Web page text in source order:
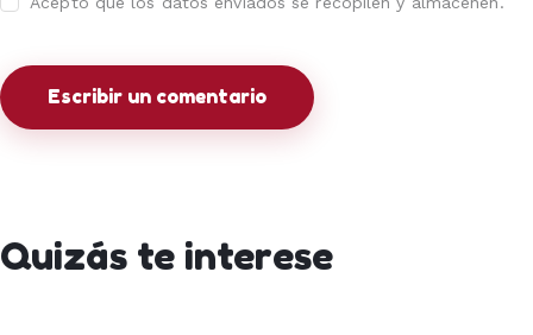
Quizás te interese